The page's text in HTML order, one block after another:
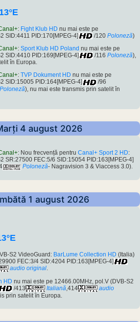
: Fight Klub HD nu mai este pe
SID:4411 PID:170[MPEG-4]
/120 Poloneză)
: Sport Klub HD Poland nu mai este pe
SID:4410 PID:169[MPEG-4]
/116 Poloneză),
în Europa.
: TVP Dokument HD nu mai este pe
SID:15005 PID:164[MPEG-4]
/96
Poloneză), nu mai este transmis prin satelit în
4 august 2026
: Nou frecvență pentru Canal+ Sport 2 HD:
SR:27500 FEC:5/6 SID:15054 PID:163[MPEG-4]
Poloneză- Nagravision 3 & Viaccess 3.0).
1 august 2026
S2 VideoGuard: BarLume Collection HD (Italia)
FEC:3/4 SID:4204 PID:163[MPEG-4]
audio original.
HD nu mai este pe 12466.00MHz, pol.V (DVB-S2
/413 Italiană,414
audio
prin satelit în Europa.